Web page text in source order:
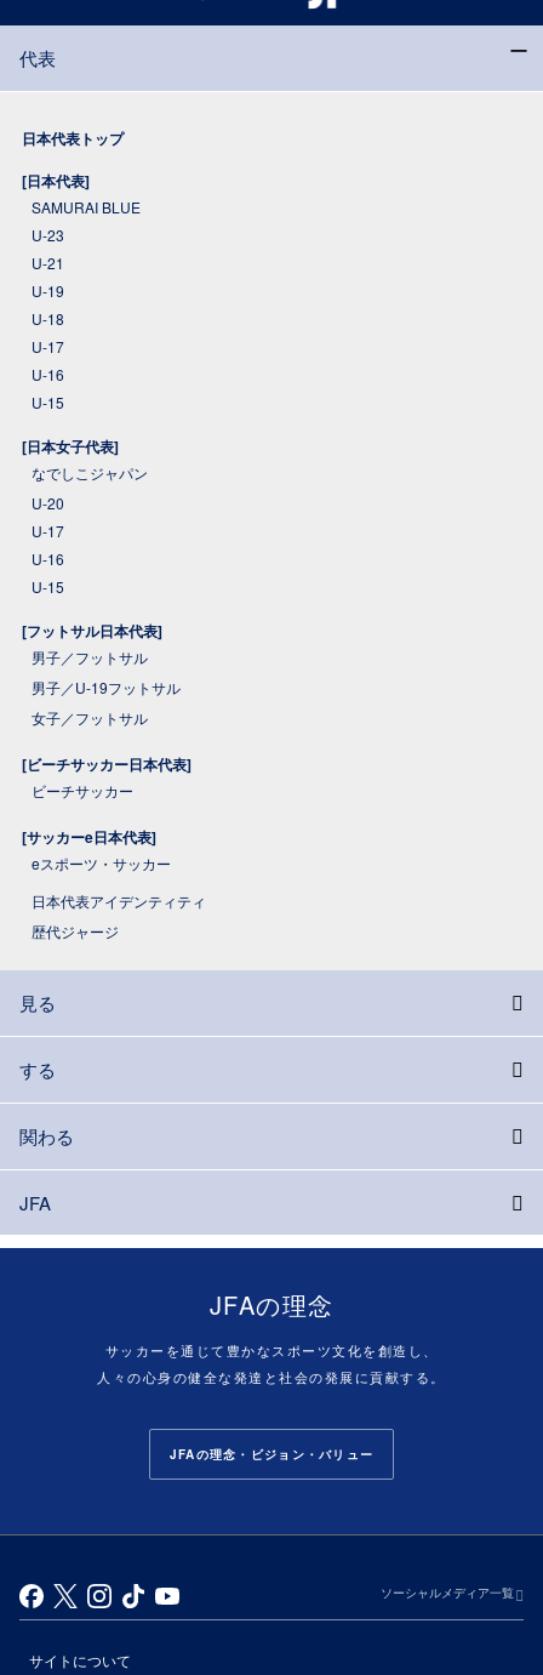
代表
日本代表トップ
[日本代表]
SAMURAI BLUE
U-23
U-21
U-19
U-18
U-17
U-16
U-15
[日本女子代表]
なでしこジャパン
U-20
U-17
U-16
U-15
[フットサル日本代表]
男子／フットサル
男子／U-19フットサル
女子／フットサル
[ビーチサッカー日本代表]
ビーチサッカー
[サッカーe日本代表]
eスポーツ・サッカー
日本代表アイデンティティ
歴代ジャージ
見る
する
関わる
JFA
JFAの理念
サッカーを通じて豊かなスポーツ文化を創造し、
人々の心身の健全な発達と社会の発展に貢献する。
JFAの理念・ビジョン・バリュー
ソーシャルメディア一覧
サイトについて